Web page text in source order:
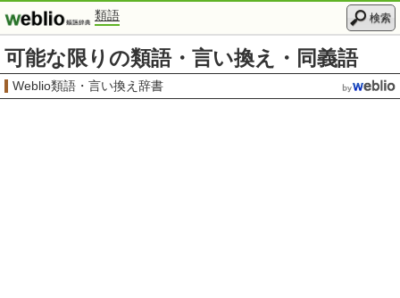
類語 検索
可能な限りの類語・言い換え・同義語
Weblio類語・言い換え辞書